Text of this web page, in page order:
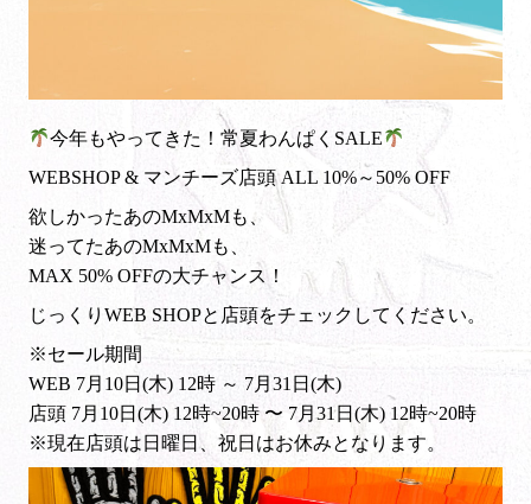
今年もやってきた！常夏わんぱくSALE
WEBSHOP & マンチーズ店頭 ALL 10%～50% OFF
欲しかったあのMxMxMも、
迷ってたあのMxMxMも、
MAX 50% OFFの大チャンス！
じっくりWEB SHOPと店頭をチェックしてください。
※セール期間
WEB 7月10日(木) 12時 ～ 7月31日(木)
店頭 7月10日(木) 12時~20時 〜 7月31日(木) 12時~20時
※現在店頭は日曜日、祝日はお休みとなります。